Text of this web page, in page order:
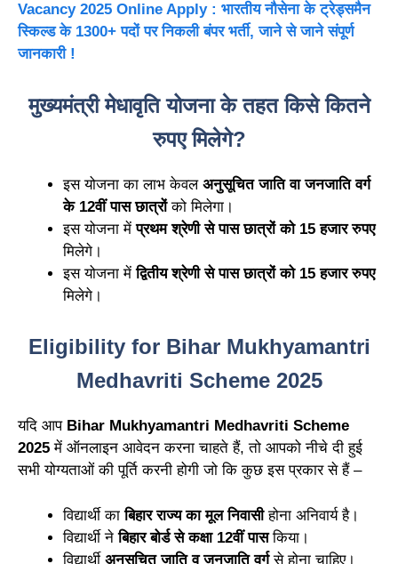
Vacancy 2025 Online Apply : भारतीय नौसेना के ट्रेड्समैन
स्किल्ड के 1300+ पदों पर निकली बंपर भर्ती, जाने से जाने संपूर्ण
जानकारी !
मुख्यमंत्री मेधावृति योजना के तहत किसे कितने
रुपए मिलेगे?
इस योजना का लाभ केवल अनुसूचित जाति वा जनजाति वर्ग
के 12वीं पास छात्रोंको मिलेगा।
इस योजना में प्रथम श्रेणी से पास छात्रों को 15 हजार रुपए
मिलेगे।
इस योजना में द्वितीय श्रेणी से पास छात्रों को 15 हजार रुपए
मिलेगे।
Eligibility for Bihar Mukhyamantri
Medhavriti Scheme 2025
यदि आप Bihar Mukhyamantri Medhavriti Scheme
2025में ऑनलाइन आवेदन करना चाहते हैं, तो आपको नीचे दी हुई
सभी योग्यताओं की पूर्ति करनी होगी जो कि कुछ इस प्रकार से हैं –
विद्यार्थी काबिहार राज्य का मूल निवासीहोना अनिवार्य है।
विद्यार्थी नेबिहार बोर्ड से कक्षा 12वीं पासकिया।
विद्यार्थी अनुसूचित जाति व जनजाति वर्गसे होना चाहिए।